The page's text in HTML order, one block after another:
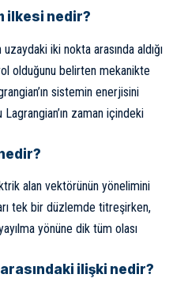
ilkesi nedir?
iki nokta arasında aldığı
olduğunu belirten mekanikte
sistemin enerjisini
zaman içindeki
alan vektörünün yönelimini
tek bir düzlemde titreşirken,
yönüne dik tüm olası
ilişki nedir?